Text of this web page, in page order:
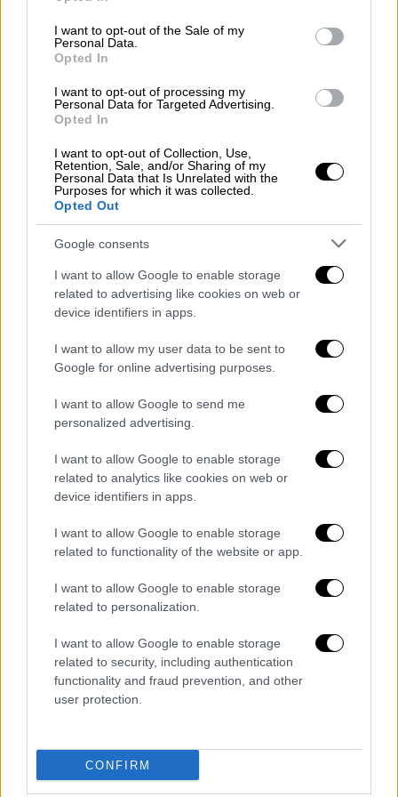
use your data for below specified purposes in below Google
consent section.
I want to opt-out of the Sale of my
Personal Data.
Opted In
I want to opt-out of processing my
Personal Data for Targeted Advertising.
Opted In
I want to opt-out of Collection, Use,
Retention, Sale, and/or Sharing of my
Personal Data that Is Unrelated with the
Purposes for which it was collected.
Opted Out
Google consents
I want to allow Google to enable storage
related to advertising like cookies on web or
device identifiers in apps.
I want to allow my user data to be sent to
Google for online advertising purposes.
I want to allow Google to send me
personalized advertising.
I want to allow Google to enable storage
related to analytics like cookies on web or
device identifiers in apps.
I want to allow Google to enable storage
related to functionality of the website or app.
I want to allow Google to enable storage
related to personalization.
I want to allow Google to enable storage
related to security, including authentication
functionality and fraud prevention, and other
user protection.
CONFIRM
Ο στόχος του προγράμματος
Πρόληψη της Νωτιαίας Μυϊκής Ατροφίας, η
οποία αποτελεί το τρίτο πιο συχνό σοβαρό
γενετικό νόσημα στην Ελλάδα, αποτελεί η
προσφορά στους υποψήφιους γονείς της
ευχέρειας αναπαραγωγικών επιλογών και
της δυνατότητας, εφόσον το επιθυμούν,
προετοιμασίας για έγκαιρη αντιμετώπιση
της νόσου αμέσως μετά την γέννηση,
επωφελούμενοι από την αποδεδειγμένα
μέγιστη απόδοση των υπαρχόντων
θεραπειών κατά την προσυμπωματική
περίοδο.
Σε ασθενείς με ΝΜΑ, η έγκαιρη ανίχνευση
των πασχόντων και η χορήγηση των
αποτρέψει την ταχεία και μη αναστρέψιμη
απώλεια της κινητικής λειτουργίας που
προκαλείται από τη νόσο. Χωρίς νεογνικό
διαγνωστικό έλεγχο, χάνεται η δυνατότητα
της έγκαιρης διάγνωσης και της παροχής
βέλτιστης ιατρικής φροντίδας
που θα
μπορούσαν να αποτρέψουν την εξέλιξη της
Επίσης, με την ίδια απόφαση εντάσσεται στο
Ταμείο Ανάκαμψης Πρόγραμμα προληπτικού
ανιχνευτικού ελέγχου φορείας Νωτιαίας
p.Phe508del της Κυστικής Ίνωσης σε
γυναίκες αναπαραγωγικής ηλικίας, ηλικιακού